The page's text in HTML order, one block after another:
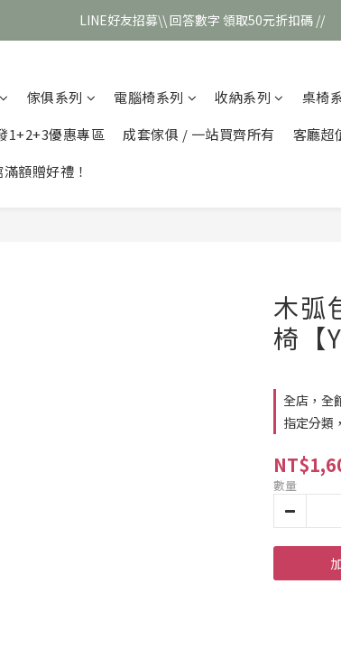
\\新會員註冊// 贈100元購物金❣️
LINE好友招募\\ 回答數字 領取50元折扣碼 //
傢俱系列 電腦椅系列 收納系列 桌椅
1+2+3優惠專區
成套傢俱 / 一站買齊所有
客廳超
額贈好禮！
木弧
椅【
全店，全
指定分類
數量